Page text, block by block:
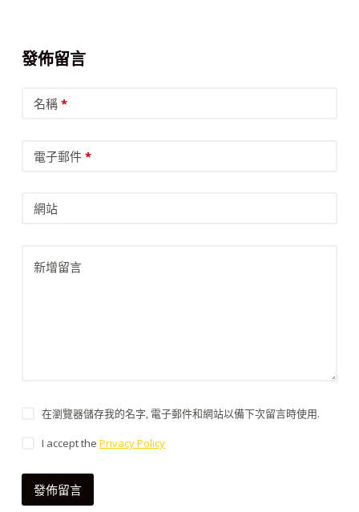
發佈留言
名稱*
電子郵件*
網站
新增留言
在瀏覽器儲存我的名字, 電子郵件和網站以備下次留言時使用.
I accept thePrivacy Policy
發佈留言